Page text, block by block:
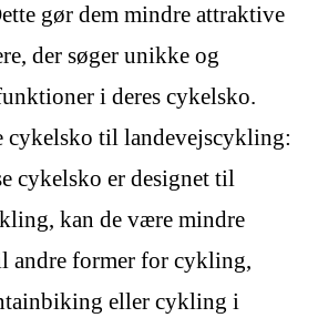
gør dem mindre attraktive
der søger unikke og
i deres cykelsko.
cykelsko til landevejscykling:
cykelsko er designet til
kan de være mindre
andre former for cykling,
eller cykling i